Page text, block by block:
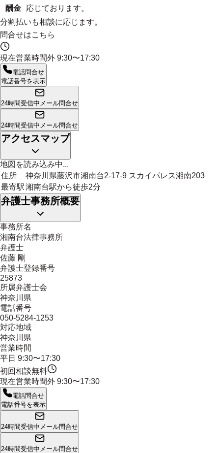
酬金
応じております。
分割払いも相談に応じます。
問合せはこちら
現在営業時間外 9:30〜17:30
電話問合せ
電話番号を表示
24時間受信中 メール問合せ
24時間受信中 メール問合せ
アクセスマップ
地図を読み込み中...
住所
神奈川県藤沢市湘南台2-17-9 スカイパレス湘南203
最寄駅湘南台駅から徒歩2分
弁護士事務所概要
事務所名
湘南台法律事務所
弁護士
佐藤 剛
弁護士登録番号
25873
所属弁護士会
神奈川県
電話番号
050-5284-1253
対応地域
神奈川県
営業時間
平日 9:30〜17:30
初回相談無料
現在営業時間外 9:30〜17:30
電話問合せ
電話番号を表示
24時間受信中 メール問合せ
24時間受信中 メール問合せ